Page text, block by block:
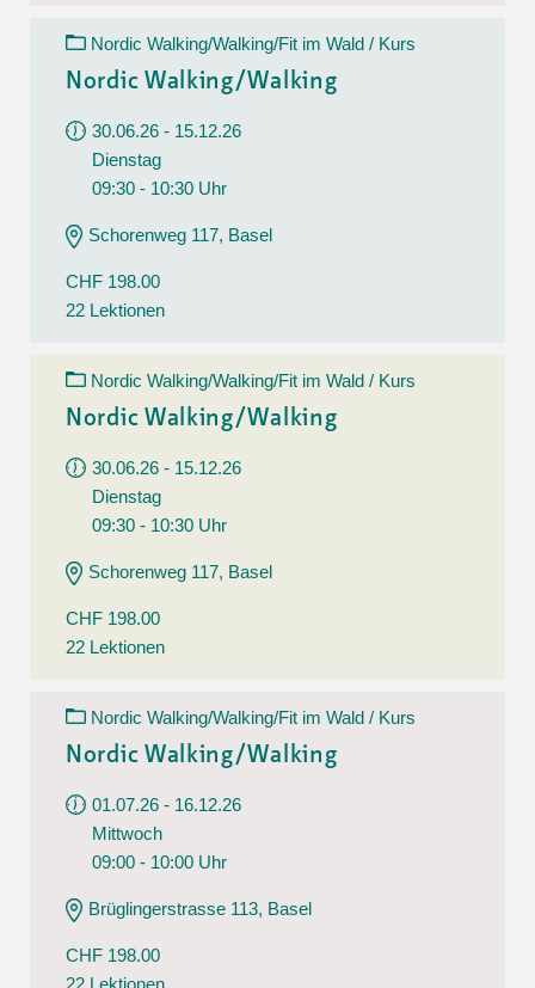
Nordic Walking/Walking/Fit im Wald / Kurs
Nordic Walking/Walking
30.06.26 - 15.12.26
Dienstag
09:30 - 10:30 Uhr
Schorenweg 117, Basel
CHF 198.00
22 Lektionen
Nordic Walking/Walking/Fit im Wald / Kurs
Nordic Walking/Walking
30.06.26 - 15.12.26
Dienstag
09:30 - 10:30 Uhr
Schorenweg 117, Basel
CHF 198.00
22 Lektionen
Nordic Walking/Walking/Fit im Wald / Kurs
Nordic Walking/Walking
01.07.26 - 16.12.26
Mittwoch
09:00 - 10:00 Uhr
Brüglingerstrasse 113, Basel
CHF 198.00
22 Lektionen